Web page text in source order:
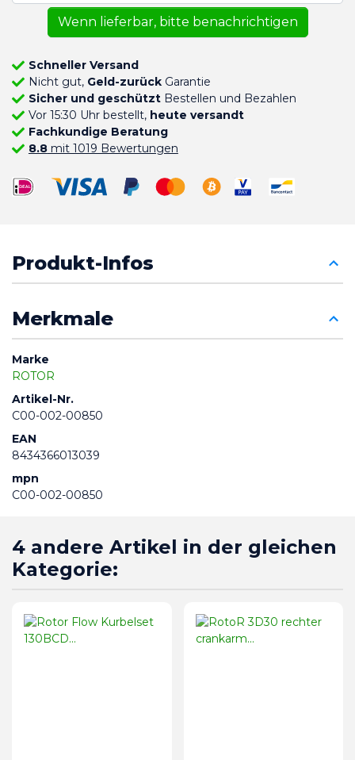
Wenn lieferbar, bitte benachrichtigen
Schneller Versand
Nicht gut, Geld-zurückGarantie
Sicher und geschütztBestellen und Bezahlen
Vor 15:30 Uhr bestellt, heute versandt
Fachkundige Beratung
8.8mit 1019 Bewertungen
Produkt-Infos
Merkmale
Marke
ROTOR
Artikel-Nr.
C00-002-00850
EAN
8434366013039
mpn
C00-002-00850
4 andere Artikel in der gleichen
Kategorie: